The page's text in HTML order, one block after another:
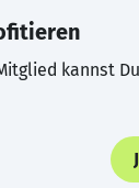
kannst